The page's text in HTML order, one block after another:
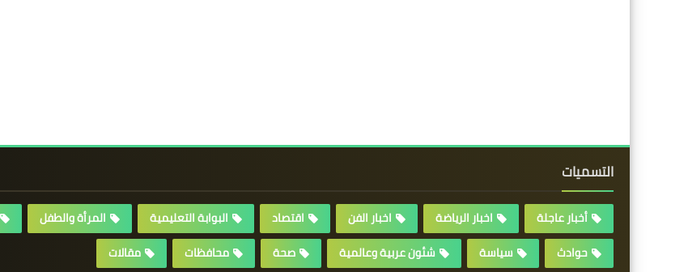
التسميات
أخبار عاجلة اخبار الرياضة اخبار الفن اقتصاد البوابة التعليمية المرأة والطفل
حوادث
سياسة شئون عربية وعالمية صحة محافظات مقالات